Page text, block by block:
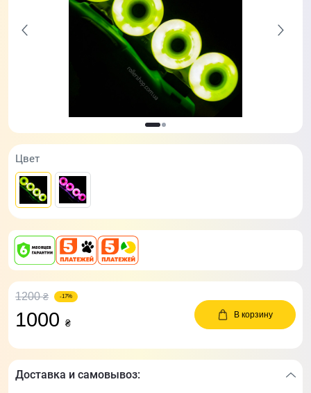
Цвет
1200₴ -17%
1000 ₴
В корзину
Доставка и самовывоз: